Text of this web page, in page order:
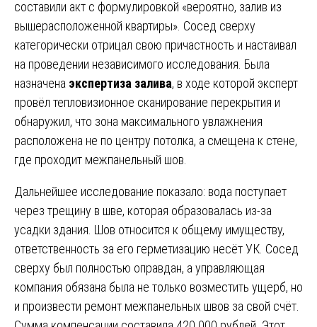
составили акт с формулировкой «вероятно, залив из
вышерасположенной квартиры». Сосед сверху
категорически отрицал свою причастность и настаивал
на проведении независимого исследования. Была
назначена экспертиза залива, в ходе которой эксперт
провёл тепловизионное сканирование перекрытия и
обнаружил, что зона максимального увлажнения
расположена не по центру потолка, а смещена к стене,
где проходит межпанельный шов.
Дальнейшее исследование показало: вода поступает
через трещину в шве, которая образовалась из-за
усадки здания. Шов относится к общему имуществу,
ответственность за его герметизацию несёт УК. Сосед
сверху был полностью оправдан, а управляющая
компания обязана была не только возместить ущерб, но
и произвести ремонт межпанельных швов за свой счёт.